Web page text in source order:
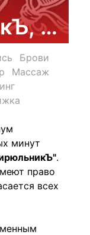
Брови
Массаж
минут
.
право
всех